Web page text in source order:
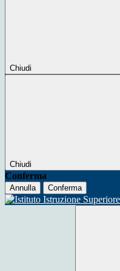
Chiudi
Chiudi
Conferma
Annulla Conferma